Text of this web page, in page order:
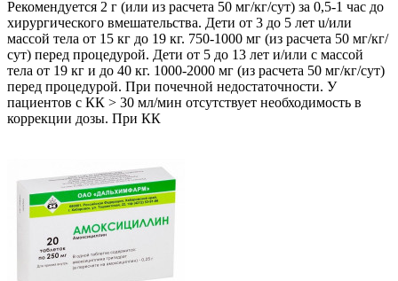
Рекомендуется 2 г (или из расчета 50 мг/кг/сут) за 0,5-1 час до
хирургического вмешательства. Дети от 3 до 5 лет u/или
массой тела от 15 кг до 19 кг. 750-1000 мг (из расчета 50 мг/кг/
сут) перед процедурой. Дети от 5 до 13 лет и/или с массой
тела от 19 кг и до 40 кг. 1000-2000 мг (из расчета 50 мг/кг/сут)
перед процедурой. При почечной недостаточности. У
пациентов с КК > 30 мл/мин отсутствует необходимость в
коррекции дозы. При КК